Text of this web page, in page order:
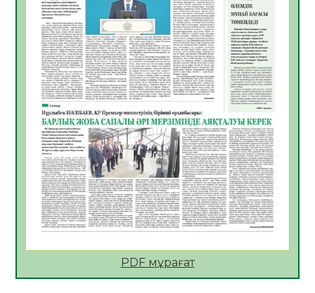
06.08.2026
56
АПВ вакцинасы туралы мәлімет
06.08.2026
57
Open Air: Қызылорда облысы полиция
департаменті 20 мыңнан астам
көрерменнің қауіпсіздігін қамтамасыз етті
06.08.2026
67
ҚЫЗЫЛОРДАДА «САНАЛЫ ҰРПАҚ –
ЖАРҚЫН БОЛАШАҚ» АТТЫ КЕҢЕЙТІЛГЕН
МӘЖІЛІС ӨТТІ
05.08.2026
68
Қазақстан Орталық Азиядағы көшуге ең
PDF мұрағат